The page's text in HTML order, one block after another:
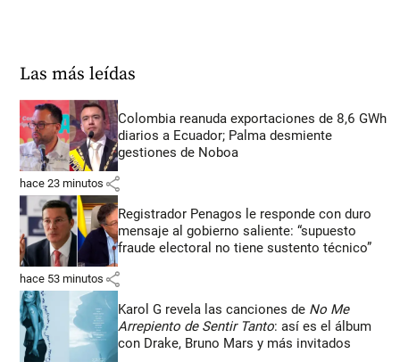
Las más leídas
Colombia reanuda exportaciones de 8,6 GWh
diarios a Ecuador; Palma desmiente
gestiones de Noboa
hace 23 minutos share
Registrador Penagos le responde con duro
mensaje al gobierno saliente: “supuesto
fraude electoral no tiene sustento técnico”
hace 53 minutos share
Karol G revela las canciones de No Me
Arrepiento de Sentir Tanto: así es el álbum
con Drake, Bruno Mars y más invitados